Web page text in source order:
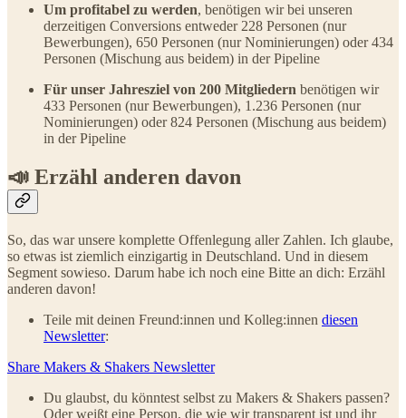
Um profitabel zu werden, benötigen wir bei unseren
derzeitigen Conversions entweder 228 Personen (nur
Bewerbungen), 650 Personen (nur Nominierungen) oder 434
Personen (Mischung aus beidem) in der Pipeline
Für unser Jahresziel von 200 Mitgliedern benötigen wir
433 Personen (nur Bewerbungen), 1.236 Personen (nur
Nominierungen) oder 824 Personen (Mischung aus beidem)
in der Pipeline
📣 Erzähl anderen davon
So, das war unsere komplette Offenlegung aller Zahlen. Ich glaube,
so etwas ist ziemlich einzigartig in Deutschland. Und in diesem
Segment sowieso. Darum habe ich noch eine Bitte an dich: Erzähl
anderen davon!
Teile mit deinen Freund:innen und Kolleg:innen diesen
Newsletter:
Share Makers & Shakers Newsletter
Du glaubst, du könntest selbst zu Makers & Shakers passen?
Oder weißt eine Person, die wie wir transparent ist und ihr